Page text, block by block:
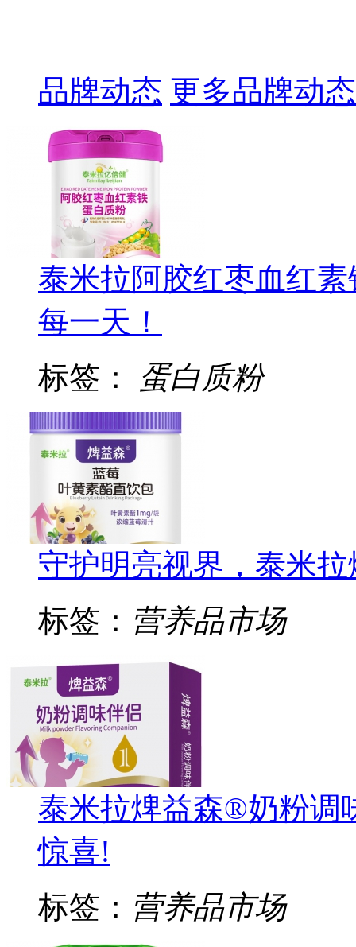
品牌动态 更多品牌动态
泰米拉阿胶红枣血红
每一天！
标签： 蛋白质粉
守护明亮视界，泰米
标签： 营养品市场
泰米拉焷益森®奶粉调
惊喜!
标签： 营养品市场